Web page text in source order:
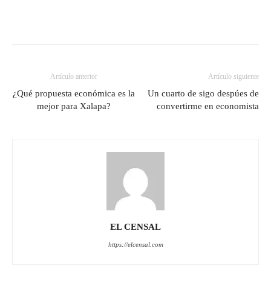
Artículo anterior
¿Qué propuesta económica es la
mejor para Xalapa?
Artículo siguiente
Un cuarto de sigo despúes de
convertirme en economista
EL CENSAL
https://elcensal.com